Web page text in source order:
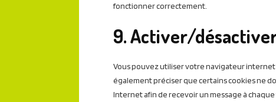
fonctionner correctement.
9. Activer/
Vous pouvez utiliser votre navigateur
également préciser que certains cookies ne
Internet afin de recevoir un message à